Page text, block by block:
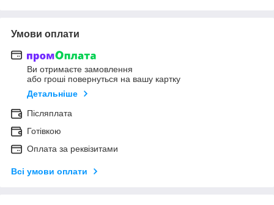
Умови оплати
Ви отримаєте замовлення
або гроші повернуться на вашу картку
Детальніше
Післяплата
Готівкою
Оплата за реквізитами
Всі умови оплати